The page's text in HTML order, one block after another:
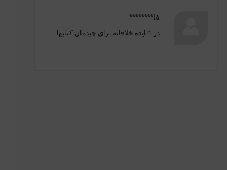
فا********
در 4 ایده خلاقانه برای چیدمان کتابها